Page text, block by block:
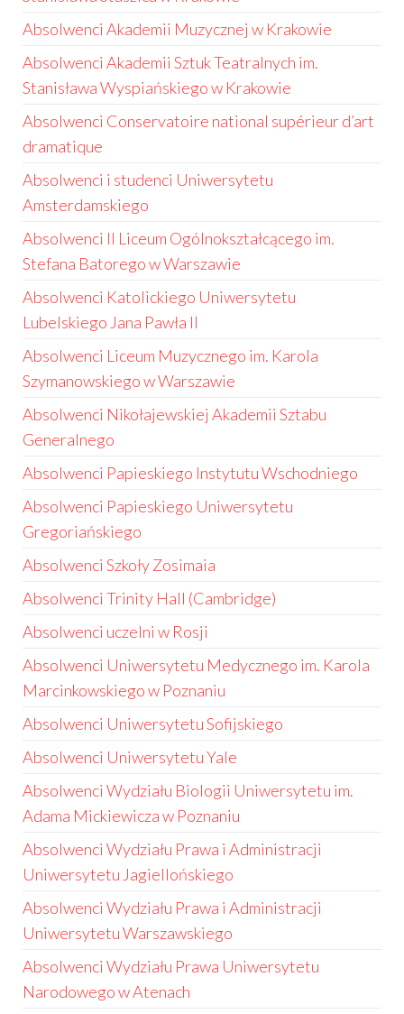
Absolwenci Akademii Muzycznej w Krakowie
Absolwenci Akademii Sztuk Teatralnych im.
Stanisława Wyspiańskiego w Krakowie
Absolwenci Conservatoire national supérieur d’art
dramatique
Absolwenci i studenci Uniwersytetu
Amsterdamskiego
Absolwenci II Liceum Ogólnokształcącego im.
Stefana Batorego w Warszawie
Absolwenci Katolickiego Uniwersytetu
Lubelskiego Jana Pawła II
Absolwenci Liceum Muzycznego im. Karola
Szymanowskiego w Warszawie
Absolwenci Nikołajewskiej Akademii Sztabu
Generalnego
Absolwenci Papieskiego Instytutu Wschodniego
Absolwenci Papieskiego Uniwersytetu
Gregoriańskiego
Absolwenci Szkoły Zosimaia
Absolwenci Trinity Hall (Cambridge)
Absolwenci uczelni w Rosji
Absolwenci Uniwersytetu Medycznego im. Karola
Marcinkowskiego w Poznaniu
Absolwenci Uniwersytetu Sofijskiego
Absolwenci Uniwersytetu Yale
Absolwenci Wydziału Biologii Uniwersytetu im.
Adama Mickiewicza w Poznaniu
Absolwenci Wydziału Prawa i Administracji
Uniwersytetu Jagiellońskiego
Absolwenci Wydziału Prawa i Administracji
Uniwersytetu Warszawskiego
Absolwenci Wydziału Prawa Uniwersytetu
Narodowego w Atenach